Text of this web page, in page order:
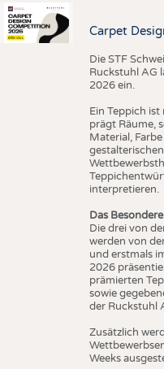
Carpet
Die STF
Ruckstuhl AG
2026 ein.
Ein Teppich
prägt Räume,
Material,
interpretieren.
Das Besondere
Die drei von
werden von
und erstmals
2026
prämierten
sowie
der Ruckstuhl
Zusätzlich
Weeks